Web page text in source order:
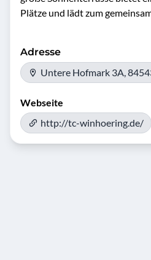
Plätze und lädt zum
Adresse
Untere Hofmark 3A,
Webseite
http://tc-winhoering.de/